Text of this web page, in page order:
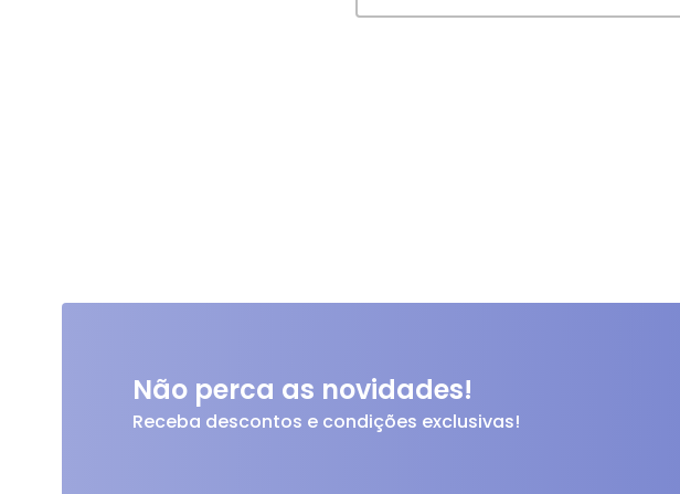
Não perca as novidades!
Receba descontos e condições exclusivas!